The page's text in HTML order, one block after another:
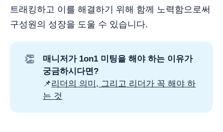
트래킹하고 이를 해결하기 위해 함께 노력함으로써
구성원의 성장을 도울 수 있습니다.
👏
매니저가 1on1 미팅을 해야 하는 이유가
궁금하시다면?
📌리더의 의미, 그리고 리더가 꼭 해야 하
는 것